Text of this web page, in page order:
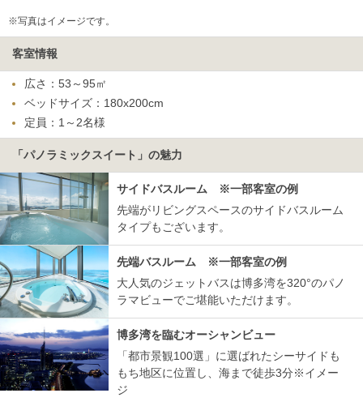
※写真はイメージです。
客室情報
広さ：53～95㎡
ベッドサイズ：180x200cm
定員：1～2名様
「パノラミックスイート」の魅力
サイドバスルーム ※一部客室の例
先端がリビングスペースのサイドバスルーム
タイプもございます。
先端バスルーム ※一部客室の例
大人気のジェットバスは博多湾を320°のパノ
ラマビューでご堪能いただけます。
博多湾を臨むオーシャンビュー
「都市景観100選」に選ばれたシーサイドも
もち地区に位置し、海まで徒歩3分※イメー
ジ